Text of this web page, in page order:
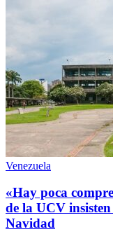
Venezuela
«Hay poca
de la UCV
Navidad